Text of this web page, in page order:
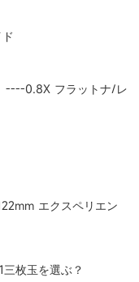
----0.8X フラットナ/レ
エクスペリエン
枚玉を選ぶ？